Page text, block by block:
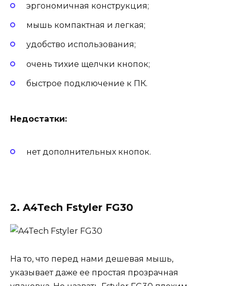
эргономичная конструкция;
мышь компактная и легкая;
удобство использования;
очень тихие щелчки кнопок;
быстрое подключение к ПК.
Недостатки:
нет дополнительных кнопок.
2. A4Tech Fstyler FG30
На то, что перед нами дешевая мышь,
указывает даже ее простая прозрачная